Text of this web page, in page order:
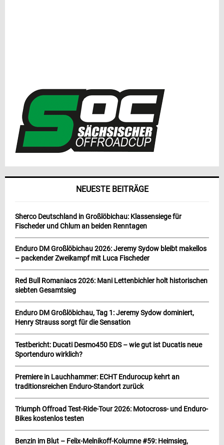
NEUESTE BEITRÄGE
Sherco Deutschland in Großlöbichau: Klassensiege für
Fischeder und Chlum an beiden Renntagen
Enduro DM Großlöbichau 2026: Jeremy Sydow bleibt makellos
– packender Zweikampf mit Luca Fischeder
Red Bull Romaniacs 2026: Mani Lettenbichler holt historischen
siebten Gesamtsieg
Enduro DM Großlöbichau, Tag 1: Jeremy Sydow dominiert,
Henry Strauss sorgt für die Sensation
Testbericht: Ducati Desmo450 EDS – wie gut ist Ducatis neue
Sportenduro wirklich?
Premiere in Lauchhammer: ECHT Endurocup kehrt an
traditionsreichen Enduro-Standort zurück
Triumph Offroad Test-Ride-Tour 2026: Motocross- und Enduro-
Bikes kostenlos testen
Benzin im Blut – Felix-Melnikoff-Kolumne #59: Heimsieg,